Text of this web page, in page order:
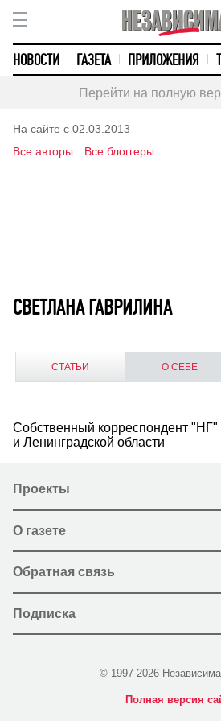
НОВОСТИ ГАЗЕТА ПРИЛОЖЕНИЯ
Перейти на полную
На сайте с 02.03.2013
Все авторы
Все блоггеры
СВЕТЛАНА ГАВРИЛИНА
СТАТЬИ О СЕБЕ
Собственный корреспондент "НГ"
и Ленинградской области
Проекты
О газете
Обратная связь
Подписка
© 1997-2026
Полная версия